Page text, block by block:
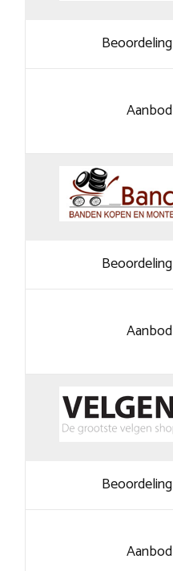
Beoordeling
Aanbod
Beoordeling
Aanbod
Beoordeling
Aanbod